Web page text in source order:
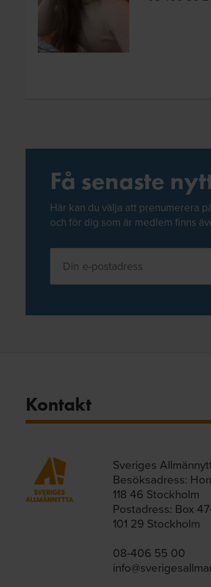
Få senaste
Här kan du välja att prenumerera
och för dig som är medlem finns
Kontakt
Sveriges
Besöksadress:
118 46 Stockholm
Postadress: Box
101 29 Stockholm
08-406 55 00